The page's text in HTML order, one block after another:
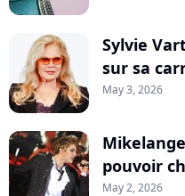
Sylvie
sur sa
May 3, 2026
pouvoir
May 2, 2026